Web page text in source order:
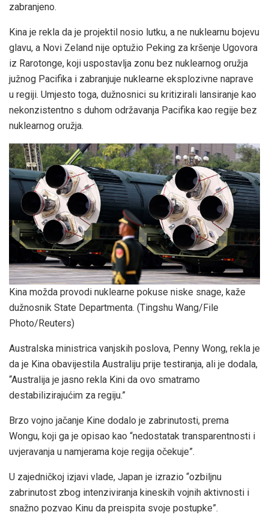
zabranjeno.
Kina je rekla da je projektil nosio lutku, a ne nuklearnu bojevu
glavu, a Novi Zeland nije optužio Peking za kršenje Ugovora
iz Rarotonge, koji uspostavlja zonu bez nuklearnog oružja
južnog Pacifika i zabranjuje nuklearne eksplozivne naprave
u regiji. Umjesto toga, dužnosnici su kritizirali lansiranje kao
nekonzistentno s duhom održavanja Pacifika kao regije bez
nuklearnog oružja.
Kina možda provodi nuklearne pokuse niske snage, kaže
dužnosnik State Departmenta. (Tingshu Wang/File
Photo/Reuters)
Australska ministrica vanjskih poslova, Penny Wong, rekla je
da je Kina obavijestila Australiju prije testiranja, ali je dodala,
“Australija je jasno rekla Kini da ovo smatramo
destabilizirajućim za regiju.”
Brzo vojno jačanje Kine dodalo je zabrinutosti, prema
Wongu, koji ga je opisao kao “nedostatak transparentnosti i
uvjeravanja u namjerama koje regija očekuje”.
U zajedničkoj izjavi vlade, Japan je izrazio “ozbiljnu
zabrinutost zbog intenziviranja kineskih vojnih aktivnosti i
snažno pozvao Kinu da preispita svoje postupke”.